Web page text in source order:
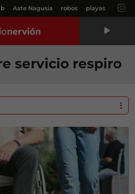
Aste Nagusia robos playas
servicio respiro